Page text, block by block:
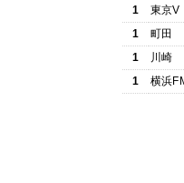
1
東京V
1
町田
1
川崎
1
横浜